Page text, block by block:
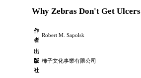
Why Zebras Don't Get Ulcers
作
者
Robert M. Sapolsk
出
版
社
柿子文化事業有限公司